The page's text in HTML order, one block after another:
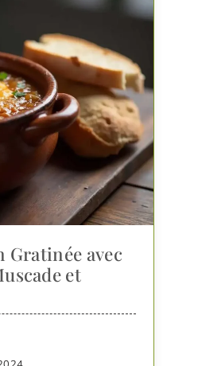
Gratinée avec
et